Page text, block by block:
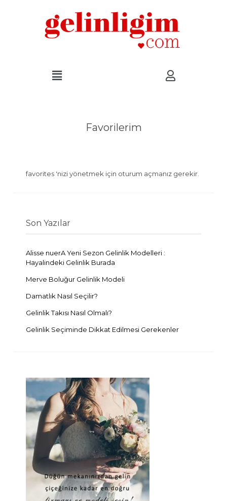
Favorilerim
favorites 'nizi yönetmek için oturum açmanız gerekir.
Son Yazılar
Alisse nuerA Yeni Sezon Gelinlik Modelleri :
Hayalindeki Gelinlik Burada
Merve Boluğur Gelinlik Modeli
Damatlık Nasıl Seçilir?
Gelinlik Takısı Nasıl Olmalı?
Gelinlik Seçiminde Dikkat Edilmesi Gerekenler